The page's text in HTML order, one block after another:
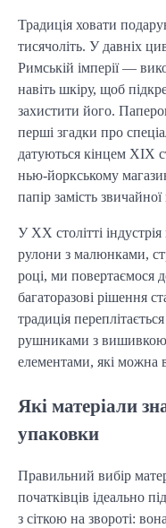
Традиція ховати
тисячоліть. У давніх
Римській імперії —
навіть шкіру, щоб
захистити його.
перші згадки про
датуються кінцем XIX
нью-йоркському
папір замість
У XX столітті
рулони з малюнками,
році, ми повертаємося
багаторазові рішення
традиція
рушниками з
елементами, які можна
Які матеріали
упаковки
Правильний вибір
початківців ідеально
з сіткою на звороті: